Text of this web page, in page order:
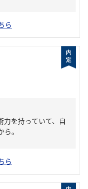
ら
力を持っていて、自
。
ら